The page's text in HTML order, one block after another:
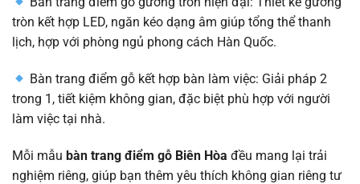
tròn kết hợp LED, ngăn kéo dạng âm giúp tổng thể thanh
lịch, hợp với phòng ngủ phong cách Hàn Quốc.
Bàn trang điểm gỗ kết hợp bàn làm việc: Giải pháp 2
trong 1, tiết kiệm không gian, đặc biệt phù hợp với người
làm việc tại nhà.
Mỗi mẫu bàn trang điểm gỗ Biên Hòa đều mang lại trải
nghiệm riêng, giúp bạn thêm yêu thích không gian riêng tư